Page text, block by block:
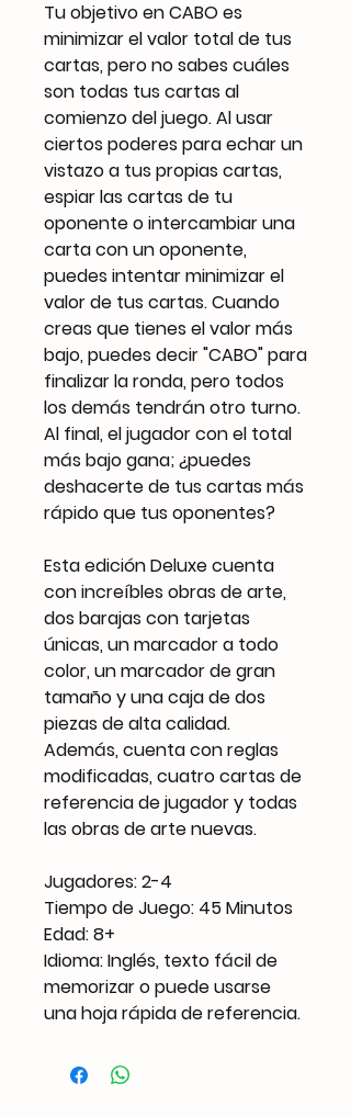
Tu objetivo en CABO es
minimizar el valor total de tus
cartas, pero no sabes cuáles
son todas tus cartas al
comienzo del juego. Al usar
ciertos poderes para echar un
vistazo a tus propias cartas,
espiar las cartas de tu
oponente o intercambiar una
carta con un oponente,
puedes intentar minimizar el
valor de tus cartas. Cuando
creas que tienes el valor más
bajo, puedes decir "CABO" para
finalizar la ronda, pero todos
los demás tendrán otro turno.
Al final, el jugador con el total
más bajo gana; ¿puedes
deshacerte de tus cartas más
rápido que tus oponentes?
Esta edición Deluxe cuenta
con increíbles obras de arte,
dos barajas con tarjetas
únicas, un marcador a todo
color, un marcador de gran
tamaño y una caja de dos
piezas de alta calidad.
Además, cuenta con reglas
modificadas, cuatro cartas de
referencia de jugador y todas
las obras de arte nuevas.
Jugadores: 2-4
Tiempo de Juego: 45 Minutos
Edad: 8+
Idioma: Inglés, texto fácil de
memorizar o puede usarse
una hoja rápida de referencia.